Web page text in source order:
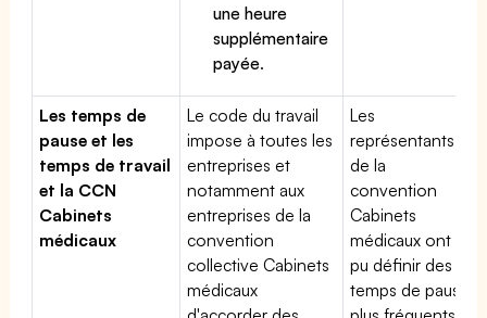
une heure
supplémentaire
payée.
Les temps de
pause et les
temps de travail
et la CCN
Cabinets
médicaux
Le code du travail
impose à toutes les
entreprises et
notamment aux
entreprises de la
convention
collective Cabinets
médicaux
Les
représentants
de la
convention
Cabinets
médicaux ont
pu définir des
temps de pause